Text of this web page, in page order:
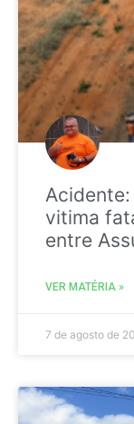
vitima
entre
VER MATÉRIA »
7 de agosto de